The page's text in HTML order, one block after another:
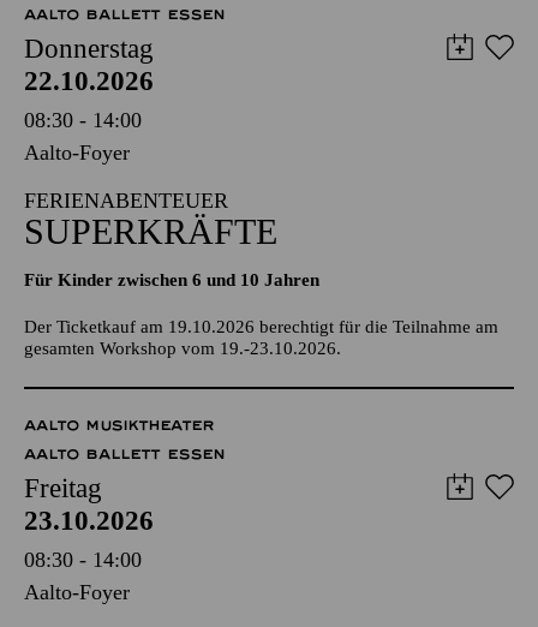
AALTO BALLETT ESSEN
Donnerstag
22.10.2026
08:30 - 14:00
Aalto-Foyer
FERIENABENTEUER
SUPERKRÄFTE
Für Kinder zwischen 6 und 10 Jahren
Der Ticketkauf am 19.10.2026 berechtigt für die Teilnahme am
gesamten Workshop vom 19.-23.10.2026.
AALTO MUSIKTHEATER
AALTO BALLETT ESSEN
Freitag
23.10.2026
08:30 - 14:00
Aalto-Foyer